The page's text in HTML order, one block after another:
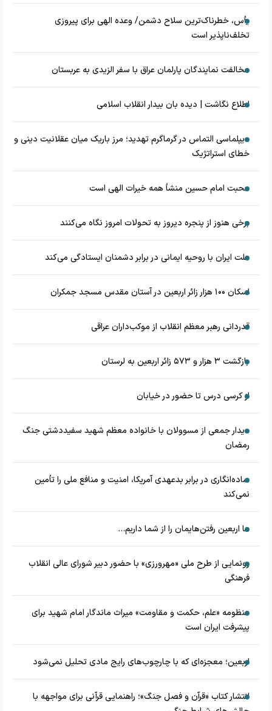
یأس، خطرناک‌ترین سلاح دشمن/ وعده الهی برای پیروزی
تخلف‌ناپذیر است
مخالفت نمایندگان پارلمان عراق با سفر الزیدی به عربستان
اطلاع نگاشت | دیده بان بیدار انقلاب اسلامی
دیپلماسی التماس در گرماگرم تهدید؛ مرز باریک میان عقلانیت دینی و
خطای استراتژیک
محبت امام حسین منشأ همه خیرات الهی است
برخی هنوز از پنجره دیروز به تحولات امروز نگاه می‌کنند
ملت ایران با روحیه ایمانی در برابر دشمنان ایستادگی می‌کند
اسکان ۱۰۰ هزار زائر اربعین در آستان مقدس مسجد جمکران
قدردانی رهبر معظم انقلاب از موکب‌داران عراقی
بازگشت ۳ هزار و ۵۷۳ زائر اربعین به لرستان
از کرسی درس تا حضور در خیابان
دیدار جمعی از مسوولان با خانواده معظم شهید سفیددشتی جنگ
رمضان
ساده‌انگاری در برابر بدعهدی آمریکا، امنیت و منافع ملی را تأمین
نمی‌کند
ما اربعین رفتن‌هایمان را از شما داریم...
رونمایی از طرح ملی «مهرورزی» با حضور دبیر شورای عالی انقلاب
فرهنگی
منظومه «علم، حکمت و مقاومت» میراث ماندگار امام شهید برای
پیشرفت ایران است
اربعین؛ معجزه‌ای که با چارچوب‌های رایج مادی تحلیل نمی‌شود
انتشار کتاب «قرآن و فصل جنگ»؛ راهنمایی قرآنی برای مواجهه با